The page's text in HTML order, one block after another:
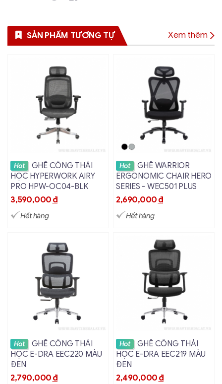
SẢN PHẨM TƯƠNG TỰ Xem thêm
Xem chi tiết
Hot
GHẾ CÔNG THÁI
HỌC HYPERWORK AIRY
PRO HPW-OC04-BLK
3,590,000đ
Hết hàng
Xem chi tiết
Hot
GHẾ WARRIOR
ERGONOMIC CHAIR HERO
SERIES - WEC501 PLUS
2,690,000đ
Hết hàng
Xem chi tiết
Hot
GHẾ CÔNG THÁI
HỌC E-DRA EEC220 MÀU
ĐEN
2,790,000đ
Xem chi tiết
Hot
GHẾ CÔNG THÁI
HỌC E-DRA EEC219 MÀU
ĐEN
2,490,000đ